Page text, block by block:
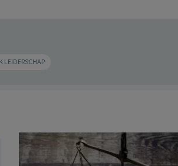
LEIDERSCHAP